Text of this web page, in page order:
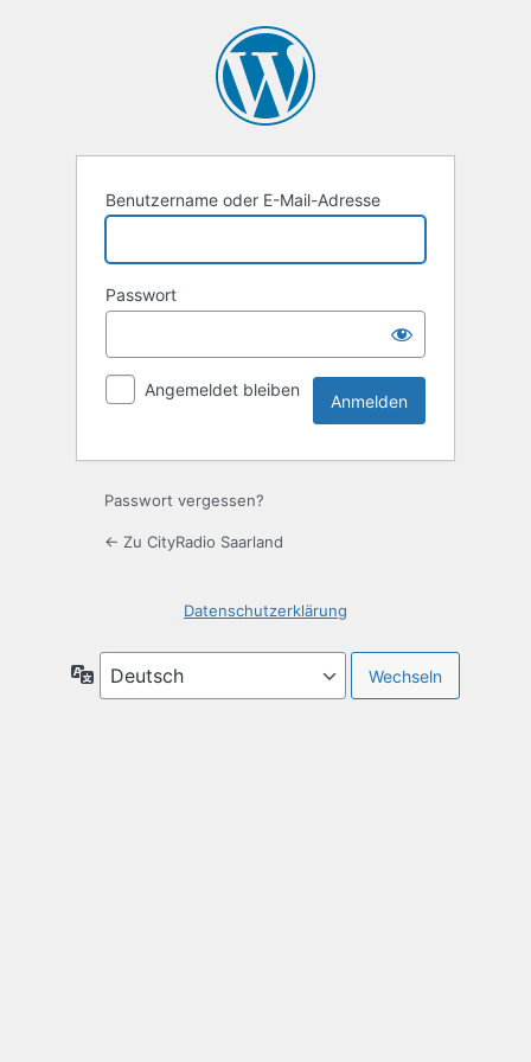
Benutzername oder E-Mail-Adresse
Passwort
Angemeldet bleiben
Passwort vergessen?
← Zu CityRadio Saarland
Datenschutzerklärung
Sprache